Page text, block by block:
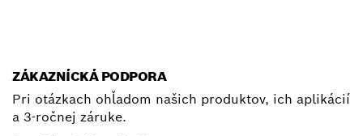
ZÁKAZNÍCKÁ PODPORA
Pri otázkach ohľadom našich produktov, ich aplikácií
a 3-ročnej záruke.